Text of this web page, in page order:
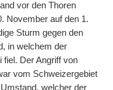
vor den Thoren
November auf den 1.
Sturm gegen den
in welchem der
fiel. Der Angriff von
vom Schweizergebiet
welcher der